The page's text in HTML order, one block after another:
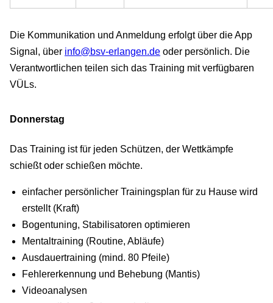
Die Kommunikation und Anmeldung erfolgt über die App
Signal, über info@bsv-erlangen.de oder persönlich. Die
Verantwortlichen teilen sich das Training mit verfügbaren
VÜLs.
Donnerstag
Das Training ist für jeden Schützen, der Wettkämpfe
schießt oder schießen möchte.
einfacher persönlicher Trainingsplan für zu Hause wird
erstellt (Kraft)
Bogentuning, Stabilisatoren optimieren
Mentaltraining (Routine, Abläufe)
Ausdauertraining (mind. 80 Pfeile)
Fehlererkennung und Behebung (Mantis)
Videoanalysen